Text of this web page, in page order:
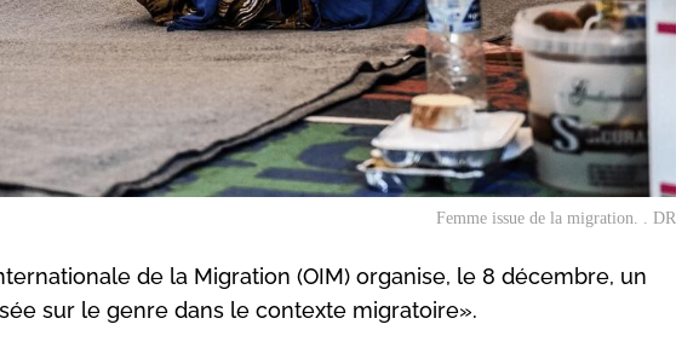
Femme issue de la migration. . DR
de la Migration (OIM) organise, le 8 décembre, un
sur le genre dans le contexte migratoire».